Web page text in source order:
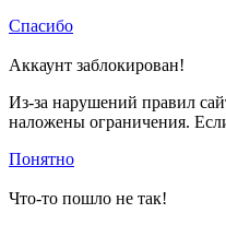
Спасибо
Аккаунт заблокирован!
Из-за нарушений правил
наложены ограничения.
Понятно
Что-то пошло не так!